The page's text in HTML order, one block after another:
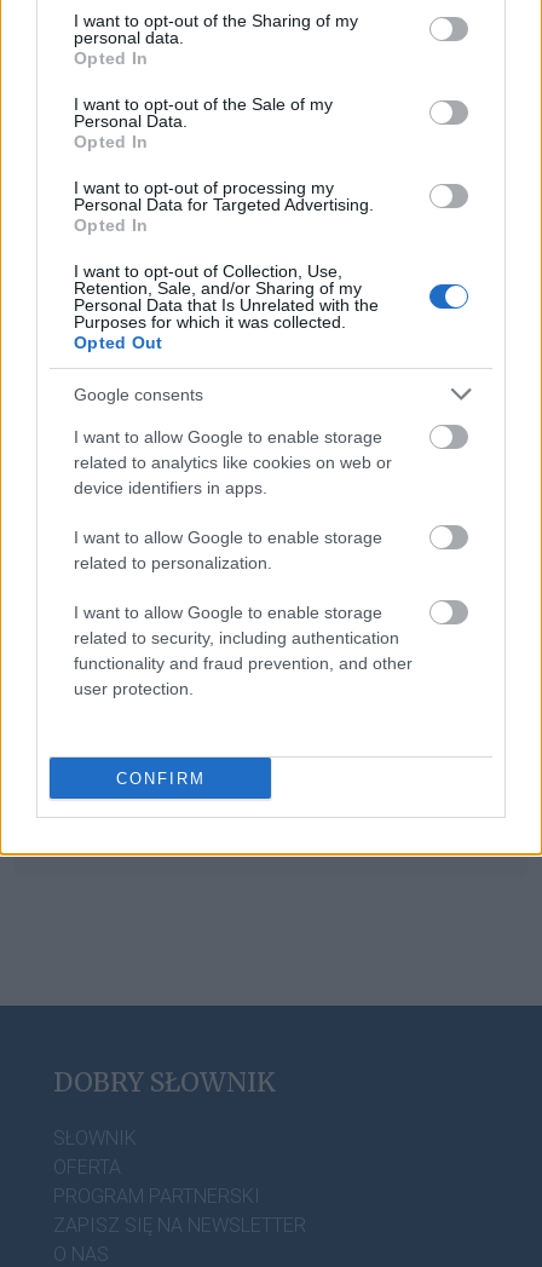
not limited to your visit or usage behaviour. You may click to
grant or deny consent to Google and its third-party tags to
use your data for below specified purposes in below Google
consent section.
I want to opt-out of the Sharing of my
personal data.
Opted In
I want to opt-out of the Sale of my
Personal Data.
Opted In
I want to opt-out of processing my
Personal Data for Targeted Advertising.
Opted In
I want to opt-out of Collection, Use,
Retention, Sale, and/or Sharing of my
Personal Data that Is Unrelated with the
Purposes for which it was collected.
Opted Out
Google consents
I want to allow Google to enable storage
related to analytics like cookies on web or
device identifiers in apps.
I want to allow Google to enable storage
related to personalization.
I want to allow Google to enable storage
related to security, including authentication
functionality and fraud prevention, and other
user protection.
CONFIRM
— Rzeźnik już niemodny, ale mięsko pyszne
przyimek— Drań przyimek
Mogą Cię zainteresować również hasła
sylogizm
pasterka
earl grey
procent
przechodni
scrobblować
DOBRY SŁOWNIK
SŁOWNIK
OFERTA
PROGRAM PARTNERSKI
ZAPISZ SIĘ NA NEWSLETTER
O NAS